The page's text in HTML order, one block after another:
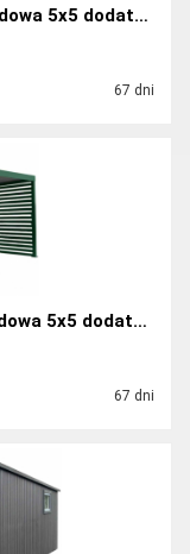
Carport PREMIUM - Wiata samochodowa 5x5 dodatkowa...
67 dni
CarPort PREMIUM - wiata samochodowa 5x5 dodatkowa...
67 dni